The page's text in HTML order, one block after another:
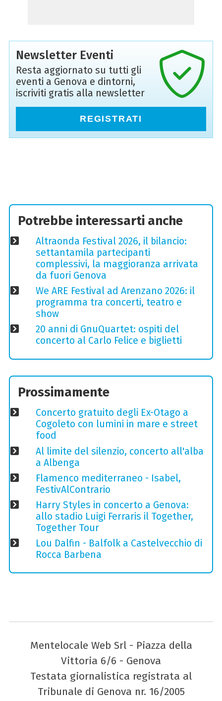
Newsletter Eventi
Resta aggiornato su tutti gli
eventi a Genova e dintorni,
iscriviti gratis alla newsletter
REGISTRATI
Potrebbe interessarti anche
Altraonda Festival 2026, il bilancio:
settantamila partecipanti
complessivi, la maggioranza arrivata
da fuori Genova
We ARE Festival ad Arenzano 2026: il
programma tra concerti, teatro e
show
20 anni di GnuQuartet: ospiti del
concerto al Carlo Felice e biglietti
Prossimamente
Concerto gratuito degli Ex-Otago a
Cogoleto con lumini in mare e street
food
Al limite del silenzio, concerto all'alba
a Albenga
Flamenco mediterraneo - Isabel,
FestivAlContrario
Harry Styles in concerto a Genova:
allo stadio Luigi Ferraris il Together,
Together Tour
Lou Dalfin - Balfolk a Castelvecchio di
Rocca Barbena
Mentelocale Web Srl - Piazza della
Vittoria 6/6 - Genova
Testata giornalistica registrata al
Tribunale di Genova nr. 16/2005